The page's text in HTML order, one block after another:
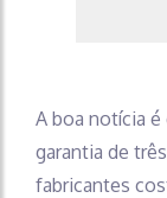
A boa notícia é
garantia de
fabricantes